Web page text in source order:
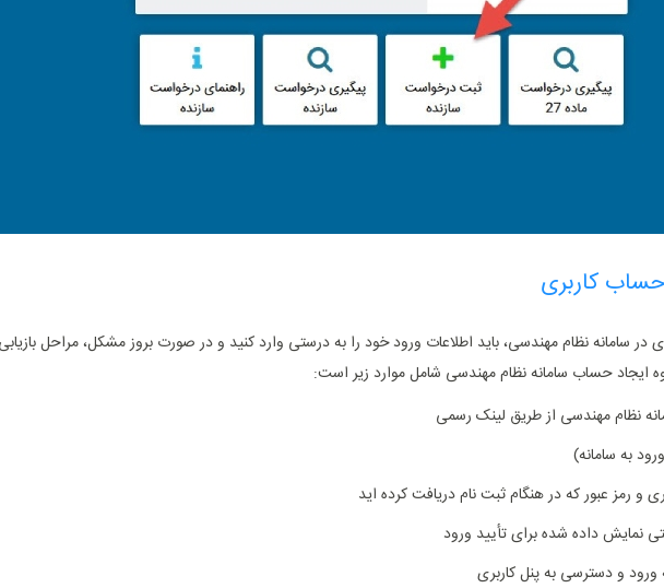
کاربری
در سامانه نظام مهندسی، باید اطلاعات ورود خود را به ‌درستی وارد کنید و در صورت بروز مشکل، مراحل
ایجاد حساب سامانه نظام مهندسی شامل موارد زیر است:
نظام مهندسی از طریق لینک رسمی
به سامانه)
و رمز عبور که در هنگام ثبت ‌نام دریافت کرده‌ اید
نمایش داده ‌شده برای تأیید ورود
و دسترسی به پنل کاربری